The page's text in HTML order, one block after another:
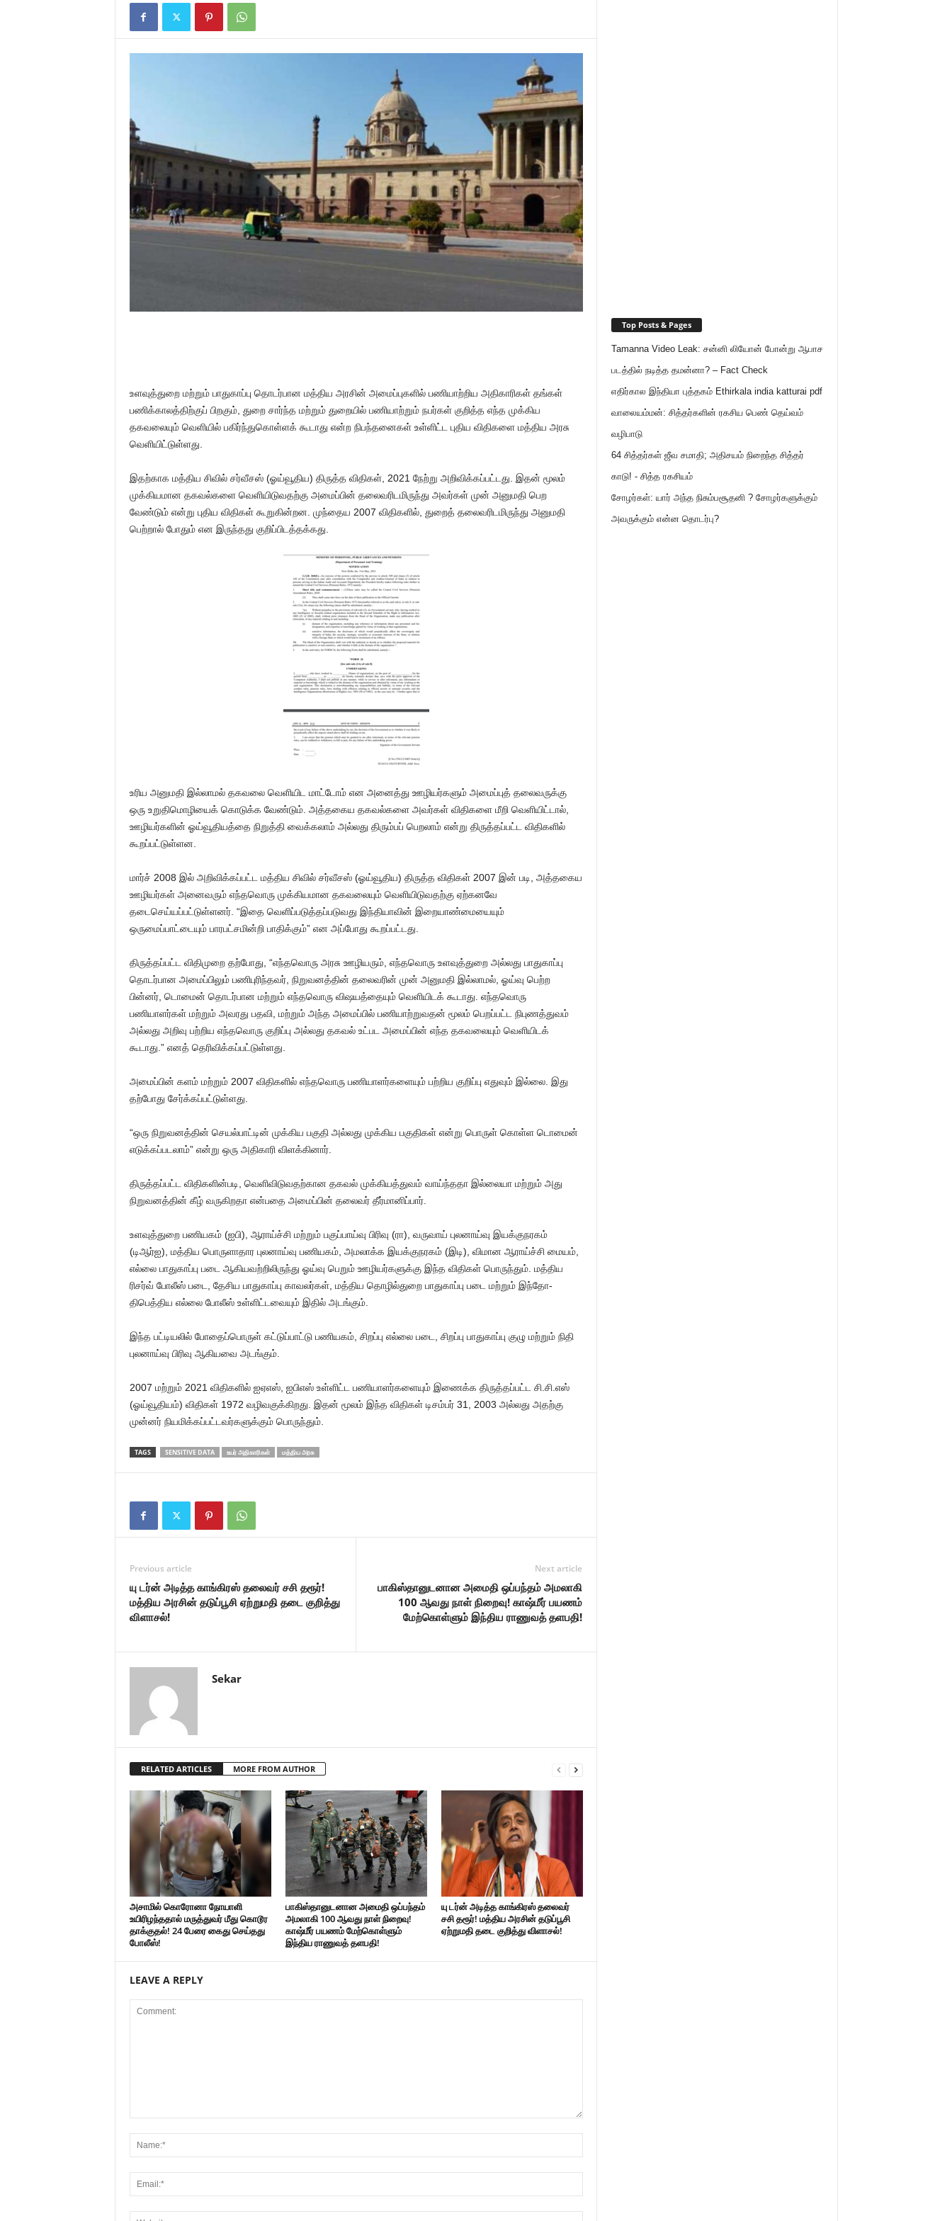
உளவுத்துறை மற்றும் பாதுகாப்பு தொடர்பான மத்திய அரசின் அமைப்புகளில் பணியாற்றிய அதிகாரிகள் தங்கள்
பணிக்காலத்திற்குப் பிறகும், துறை சார்ந்த மற்றும் துறையில் பணியாற்றும் நபர்கள் குறித்த எந்த முக்கிய
தகவலையும் வெளியில் பகிர்ந்துகொள்ளக் கூடாது என்ற நிபந்தனைகள் உள்ளிட்ட புதிய விதிகளை மத்திய அரசு
வெளியிட்டுள்ளது.
இதற்காக மத்திய சிவில் சர்வீசஸ் (ஓய்வூதிய) திருத்த விதிகள், 2021 நேற்று அறிவிக்கப்பட்டது. இதன் மூலம்
முக்கியமான தகவல்களை வெளியிடுவதற்கு அமைப்பின் தலைவரிடமிருந்து அவர்கள் முன் அனுமதி பெற
வேண்டும் என்று புதிய விதிகள் கூறுகின்றன. முந்தைய 2007 விதிகளில், துறைத் தலைவரிடமிருந்து அனுமதி
பெற்றால் போதும் என இருந்தது குறிப்பிடத்தக்கது.
உரிய அனுமதி இல்லாமல் தகவலை வெளியிட மாட்டோம் என அனைத்து ஊழியர்களும் அமைப்புத் தலைவருக்கு
ஒரு உறுதிமொழியைக் கொடுக்க வேண்டும். அத்தகைய தகவல்களை அவர்கள் விதிகளை மீறி வெளியிட்டால்,
ஊழியர்களின் ஓய்வூதியத்தை நிறுத்தி வைக்கலாம் அல்லது திரும்பப் பெறலாம் என்று திருத்தப்பட்ட விதிகளில்
கூறப்பட்டுள்ளன.
மார்ச் 2008 இல் அறிவிக்கப்பட்ட மத்திய சிவில் சர்வீசஸ் (ஓய்வூதிய) திருத்த விதிகள் 2007 இன் படி, அத்தகைய
ஊழியர்கள் அனைவரும் எந்தவொரு முக்கியமான தகவலையும் வெளியிடுவதற்கு ஏற்கனவே
தடைசெய்யப்பட்டுள்ளனர். “இதை வெளிப்படுத்தப்படுவது இந்தியாவின் இறையாண்மையையும்
ஒருமைப்பாட்டையும் பாரபட்சமின்றி பாதிக்கும்” என அப்போது கூறப்பட்டது.
திருத்தப்பட்ட விதிமுறை தற்போது, “எந்தவொரு அரசு ஊழியரும், எந்தவொரு உளவுத்துறை அல்லது பாதுகாப்பு
தொடர்பான அமைப்பிலும் பணிபுரிந்தவர், நிறுவனத்தின் தலைவரின் முன் அனுமதி இல்லாமல், ஓய்வு பெற்ற
பின்னர், டொமைன் தொடர்பான மற்றும் எந்தவொரு விஷயத்தையும் வெளியிடக் கூடாது. எந்தவொரு
பணியாளர்கள் மற்றும் அவரது பதவி, மற்றும் அந்த அமைப்பில் பணியாற்றுவதன் மூலம் பெறப்பட்ட நிபுணத்துவம்
அல்லது அறிவு பற்றிய எந்தவொரு குறிப்பு அல்லது தகவல் உட்பட அமைப்பின் எந்த தகவலையும் வெளியிடக்
கூடாது.” எனத் தெரிவிக்கப்பட்டுள்ளது.
அமைப்பின் களம் மற்றும் 2007 விதிகளில் எந்தவொரு பணியாளர்களையும் பற்றிய குறிப்பு எதுவும் இல்லை. இது
தற்போது சேர்க்கப்பட்டுள்ளது.
“ஒரு நிறுவனத்தின் செயல்பாட்டின் முக்கிய பகுதி அல்லது முக்கிய பகுதிகள் என்று பொருள் கொள்ள டொமைன்
எடுக்கப்படலாம்” என்று ஒரு அதிகாரி விளக்கினார்.
திருத்தப்பட்ட விதிகளின்படி, வெளிவிடுவதற்கான தகவல் முக்கியத்துவம் வாய்ந்ததா இல்லையா மற்றும் அது
நிறுவனத்தின் கீழ் வருகிறதா என்பதை அமைப்பின் தலைவர் தீர்மானிப்பார்.
உளவுத்துறை பணியகம் (ஐபி), ஆராய்ச்சி மற்றும் பகுப்பாய்வு பிரிவு (ரா), வருவாய் புலனாய்வு இயக்குநரகம்
(டிஆர்ஐ), மத்திய பொருளாதார புலனாய்வு பணியகம், அமலாக்க இயக்குநரகம் (இடி), விமான ஆராய்ச்சி மையம்,
எல்லை பாதுகாப்பு படை ஆகியவற்றிலிருந்து ஓய்வு பெறும் ஊழியர்களுக்கு இந்த விதிகள் பொருந்தும். மத்திய
ரிசர்வ் போலீஸ் படை, தேசிய பாதுகாப்பு காவலர்கள், மத்திய தொழில்துறை பாதுகாப்பு படை மற்றும் இந்தோ-
திபெத்திய எல்லை போலீஸ் உள்ளிட்டவையும் இதில் அடங்கும்.
இந்த பட்டியலில் போதைப்பொருள் கட்டுப்பாட்டு பணியகம், சிறப்பு எல்லை படை, சிறப்பு பாதுகாப்பு குழு மற்றும் நிதி
புலனாய்வு பிரிவு ஆகியவை அடங்கும்.
2007 மற்றும் 2021 விதிகளில் ஐஏஎஸ், ஐபிஎஸ் உள்ளிட்ட பணியாளர்களையும் இணைக்க திருத்தப்பட்ட சி.சி.எஸ்
(ஓய்வூதியம்) விதிகள் 1972 வழிவகுக்கிறது. இதன் மூலம் இந்த விதிகள் டிசம்பர் 31, 2003 அல்லது அதற்கு
முன்னர் நியமிக்கப்பட்டவர்களுக்கும் பொருந்தும்.
TAGS SENSITIVE DATA உயர் அதிகாரிகள் மத்திய அரசு
Previous article
யு டர்ன் அடித்த காங்கிரஸ் தலைவர் சசி தரூர்!
மத்திய அரசின் தடுப்பூசி ஏற்றுமதி தடை குறித்து
விளாசல்!
Next article
பாகிஸ்தானுடனான அமைதி ஒப்பந்தம் அமலாகி
100 ஆவது நாள் நிறைவு! காஷ்மீர் பயணம்
மேற்கொள்ளும் இந்திய ராணுவத் தளபதி!
Sekar
RELATED ARTICLES MORE FROM AUTHOR
அசாமில் கொரோனா நோயாளி
உயிரிழந்ததால் மருத்துவர் மீது கொடூர
தாக்குதல்! 24 பேரை கைது செய்தது
போலீஸ்!
பாகிஸ்தானுடனான அமைதி ஒப்பந்தம்
அமலாகி 100 ஆவது நாள் நிறைவு!
காஷ்மீர் பயணம் மேற்கொள்ளும்
இந்திய ராணுவத் தளபதி!
யு டர்ன் அடித்த காங்கிரஸ் தலைவர்
சசி தரூர்! மத்திய அரசின் தடுப்பூசி
ஏற்றுமதி தடை குறித்து விளாசல்!
LEAVE A REPLY
Top Posts & Pages
Tamanna Video Leak: சன்னி லியோன் போன்று ஆபாச
படத்தில் நடித்த தமன்னா? – Fact Check
எதிர்கால இந்தியா புத்தகம் Ethirkala india katturai pdf
வாலையம்மன்: சித்தர்களின் ரகசிய பெண் தெய்வம்
வழிபாடு
64 சித்தர்கள் ஜீவ சமாதி; அதிசயம் நிறைந்த சித்தர்
காடு! - சித்த ரகசியம்
சோழர்கள்: யார் அந்த நிசும்பசூதனி ? சோழர்களுக்கும்
அவருக்கும் என்ன தொடர்பு?